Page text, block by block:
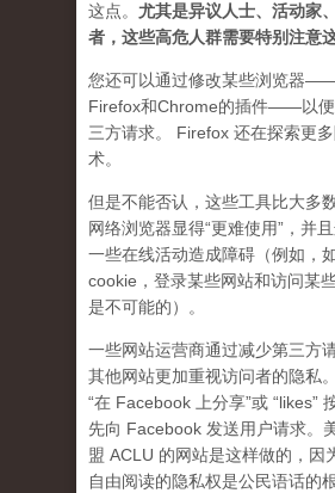
这点。 尤其是异议人士、活动家
者，这些高危人群需要特别注意这
您还可以通过修改某些浏览器
Firefox和Chrome的插件——以
三方请求。 Firefox 还在探索更
术。
但是不能否认，这些工具比大多
网络浏览器显得“更难使用”，并
一些在线活动造成障碍（例如，
cookie，登录某些网站和访问某
是不可能的）。
一些网站运营商通过减少第三方
其他网站更加重视访问者的隐私
“在 Facebook 上分享”或 “likes”
先向 Facebook 发送用户请求。
盟 ACLU 的网站是这样做的，因
自由阅读的隐私权是公民语话的